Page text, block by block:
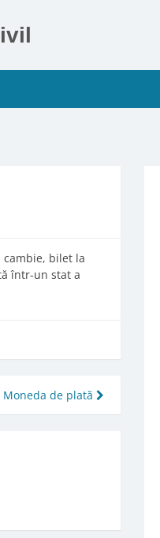
cambie, bilet la
într-un stat a
Moneda de plată